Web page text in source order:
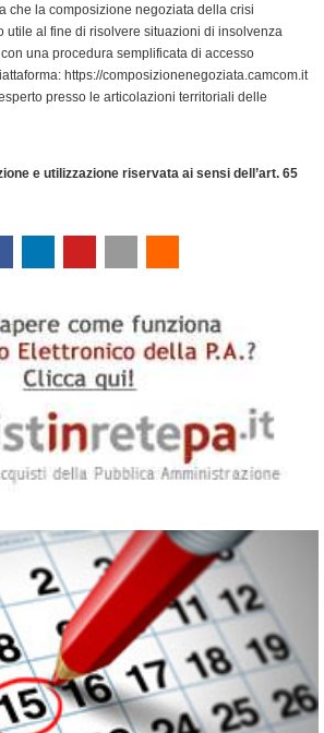
che la composizione negoziata della crisi
utile al fine di risolvere situazioni di insolvenza
una procedura semplificata di accesso
https://composizionenegoziata.camcom.it
presso le articolazioni territoriali delle
e utilizzazione riservata ai sensi dell’art. 65